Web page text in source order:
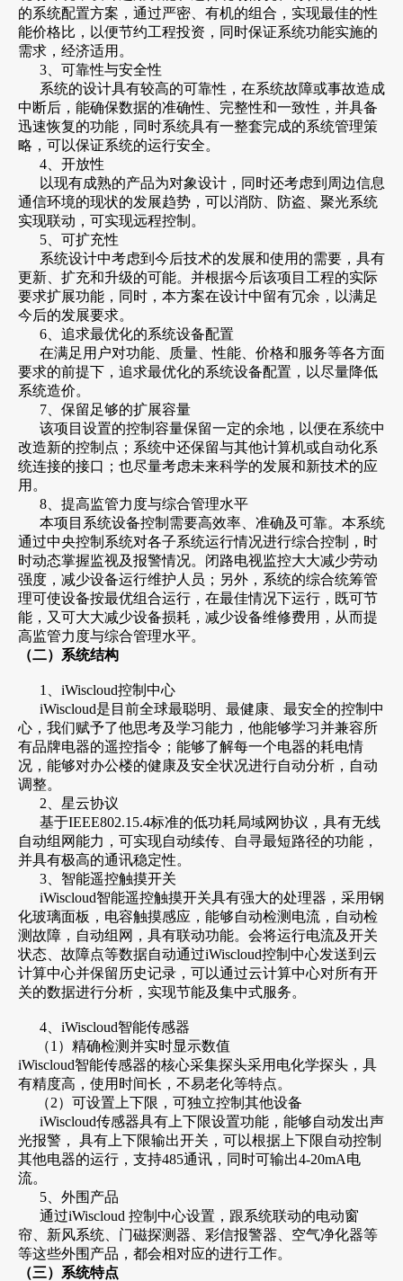
的系统配置方案，通过严密、有机的组合，实现最佳的性
能价格比，以便节约工程投资，同时保证系统功能实施的
需求，经济适用。
3、可靠性与安全性
系统的设计具有较高的可靠性，在系统故障或事故造成
中断后，能确保数据的准确性、完整性和一致性，并具备
迅速恢复的功能，同时系统具有一整套完成的系统管理策
略，可以保证系统的运行安全。
4、开放性
以现有成熟的产品为对象设计，同时还考虑到周边信息
通信环境的现状的发展趋势，可以消防、防盗、聚光系统
实现联动，可实现远程控制。
5、可扩充性
系统设计中考虑到今后技术的发展和使用的需要，具有
更新、扩充和升级的可能。并根据今后该项目工程的实际
要求扩展功能，同时，本方案在设计中留有冗余，以满足
今后的发展要求。
6、追求最优化的系统设备配置
在满足用户对功能、质量、性能、价格和服务等各方面
要求的前提下，追求最优化的系统设备配置，以尽量降低
系统造价。
7、保留足够的扩展容量
该项目设置的控制容量保留一定的余地，以便在系统中
改造新的控制点；系统中还保留与其他计算机或自动化系
统连接的接口；也尽量考虑未来科学的发展和新技术的应
用。
8、提高监管力度与综合管理水平
本项目系统设备控制需要高效率、准确及可靠。本系统
通过中央控制系统对各子系统运行情况进行综合控制，时
时动态掌握监视及报警情况。闭路电视监控大大减少劳动
强度，减少设备运行维护人员；另外，系统的综合统筹管
理可使设备按最优组合运行，在最佳情况下运行，既可节
能，又可大大减少设备损耗，减少设备维修费用，从而提
高监管力度与综合管理水平。
（二）系统结构
1、iWiscloud控制中心
iWiscloud是目前全球最聪明、最健康、最安全的控制中
心，我们赋予了他思考及学习能力，他能够学习并兼容所
有品牌电器的遥控指令；能够了解每一个电器的耗电情
况，能够对办公楼的健康及安全状况进行自动分析，自动
调整。
2、星云协议
基于IEEE802.15.4标准的低功耗局域网协议，具有无线
自动组网能力，可实现自动续传、自寻最短路径的功能，
并具有极高的通讯稳定性。
3、智能遥控触摸开关
iWiscloud智能遥控触摸开关具有强大的处理器，采用钢
化玻璃面板，电容触摸感应，能够自动检测电流，自动检
测故障，自动组网，具有联动功能。会将运行电流及开关
状态、故障点等数据自动通过iWiscloud控制中心发送到云
计算中心并保留历史记录，可以通过云计算中心对所有开
关的数据进行分析，实现节能及集中式服务。
4、iWiscloud智能传感器
（1）精确检测并实时显示数值
iWiscloud智能传感器的核心采集探头采用电化学探头，具
有精度高，使用时间长，不易老化等特点。
（2）可设置上下限，可独立控制其他设备
iWiscloud传感器具有上下限设置功能，能够自动发出声
光报警， 具有上下限输出开关，可以根据上下限自动控制
其他电器的运行，支持485通讯，同时可输出4-20mA电
流。
5、外围产品
通过iWiscloud 控制中心设置，跟系统联动的电动窗
帘、新风系统、门磁探测器、彩信报警器、空气净化器等
等这些外围产品，都会相对应的进行工作。
（三）系统特点